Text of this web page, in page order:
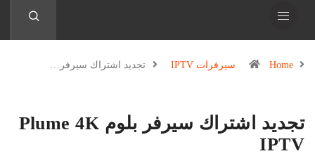
Home سيرفرات IPTV تجديد اشتراك سيرفر…
تجديد اشتراك سيرفر بلوم Plume 4K
IPTV